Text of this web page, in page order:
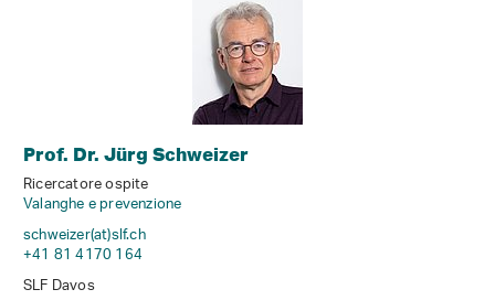
Prof. Dr. Jürg Schweizer
Ricercatore ospite
Valanghe e prevenzione
schweizer(at)slf.ch
+41 81 4170 164
SLF Davos